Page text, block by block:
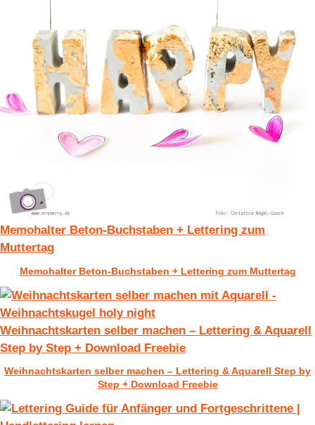
Memohalter Beton-Buchstaben + Lettering zum
Muttertag
Memohalter Beton-Buchstaben + Lettering zum Muttertag
Weihnachtskarten selber machen – Lettering & Aquarell
Step by Step + Download Freebie
Weihnachtskarten selber machen – Lettering & Aquarell Step by
Step + Download Freebie